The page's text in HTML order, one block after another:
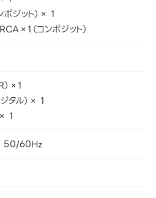
ポジット）× 1
（コンポジット）
）×1
タル）× 1
1
50/60Hz